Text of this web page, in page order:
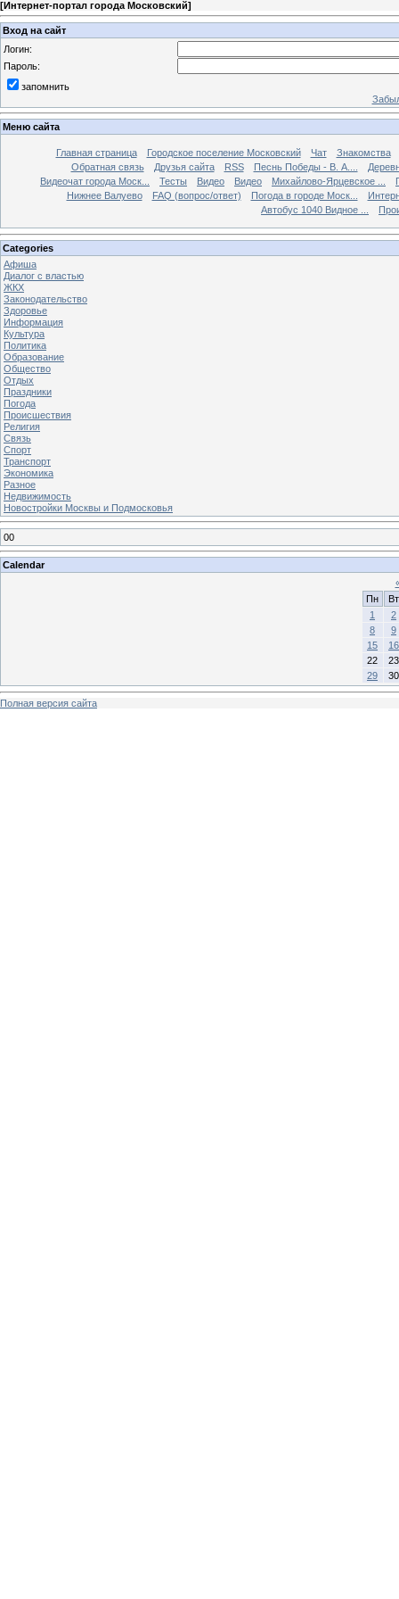
[Интернет-портал города Московский]
Вход на сайт
Логин:
Пароль:
запомнить
Меню сайта
Главная страница Городское поселение Московский Чат
Знакомства
Обратная связь
Друзья сайта RSS Песнь Победы - В. А....
Видеочат города Моск...
Тесты Видео Видео Михайлово-Ярцевское ...
Нижнее Валуево
FAQ (вопрос/ответ) Погода в городе Моск...
Автобус 1040 Видное ...
Categories
Афиша
Диалог с властью
ЖКХ
Законодательство
Здоровье
Информация
Культура
Политика
Образование
Общество
Отдых
Праздники
Погода
Происшествия
Религия
Связь
Спорт
Транспорт
Экономика
Разное
Недвижимость
Новостройки Москвы и Подмосковья
00
Calendar
Пн
Вт
1
2
8
9
15
16
22
23
29
30
Полная версия сайта